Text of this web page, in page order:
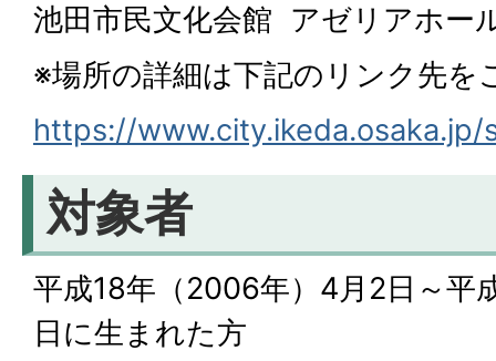
池田市民文化会館 アゼリアホー
※場所の詳細は下記のリンク先を
https://
対象者
平成18年（2006年）4月2日～平
日に生まれた方